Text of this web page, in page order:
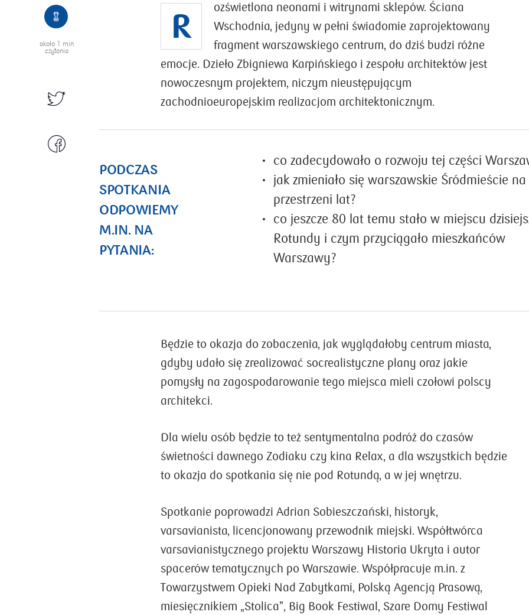
około 1 min
czytania
R
ozświetlona neonami i witrynami sklepów. Ściana
Wschodnia, jedyny w pełni świadomie zaprojektowany
fragment warszawskiego centrum, do dziś budzi różne
emocje. Dzieło Zbigniewa Karpińskiego i zespołu architektów jest
nowoczesnym projektem, niczym nieustępującym
zachodnioeuropejskim realizacjom architektonicznym.
PODCZAS
SPOTKANIA
ODPOWIEMY
M.IN. NA
PYTANIA:
co zadecydowało o rozwoju tej części
jak zmieniało się warszawskie Śródmieście na
przestrzeni lat?
co jeszcze 80 lat temu stało w miejscu
Rotundy i czym przyciągało mieszkańców
Warszawy?
Będzie to okazja do zobaczenia, jak wyglądałoby centrum miasta,
gdyby udało się zrealizować socrealistyczne plany oraz jakie
pomysły na zagospodarowanie tego miejsca mieli czołowi polscy
architekci.
Dla wielu osób będzie to też sentymentalna podróż do czasów
świetności dawnego Zodiaku czy kina Relax, a dla wszystkich będzie
to okazja do spotkania się nie pod Rotundą, a w jej wnętrzu.
Spotkanie poprowadzi Adrian Sobieszczański, historyk,
varsavianista, licencjonowany przewodnik miejski. Współtwórca
varsavianistycznego projektu Warszawy Historia Ukryta i autor
spacerów tematycznych po Warszawie. Współpracuje m.in. z
Towarzystwem Opieki Nad Zabytkami, Polską Agencją Prasową,
miesięcznikiem „Stolica”, Big Book Festiwal, Szare Domy Festiwal